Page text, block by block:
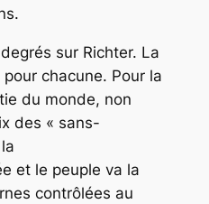
sur Richter. La
chacune. Pour la
du monde, non
des « sans-
et le peuple va la
contrôlées au